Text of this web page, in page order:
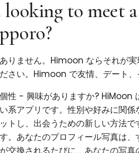
to meet
りません。Himoon ならそれが
さい。Himoon で友情、デート、
性 - 興味がありますか? HiMoon
系アプリです。性別や好みに関係
トし、出会うための新しい方法
。あなたのプロフィール写真は